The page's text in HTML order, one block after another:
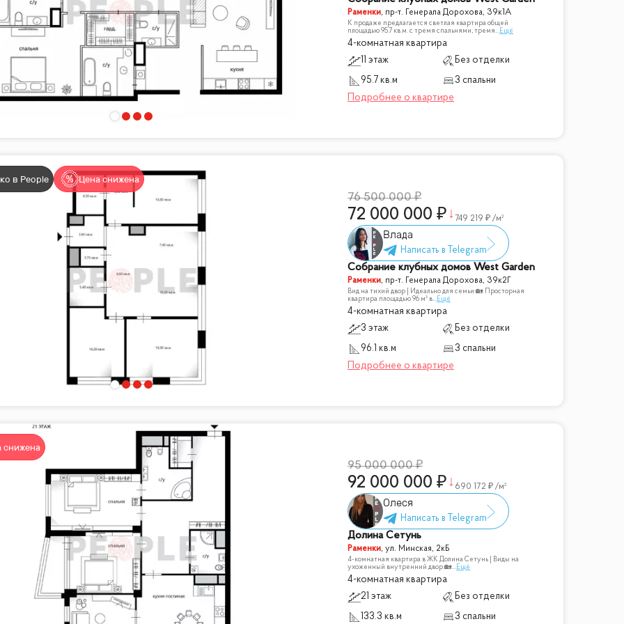
Раменки, пр-т. Генерала Дорохова, 39к1А
К продаже предлагается светлая квартира общей
площадью 95.7 кв.м. с тремя спальнями, тремя...Ещё
4-комнатная квартира
11 этаж
Без отделки
95.7 кв.м
3 спальни
в People Цена снижена
76 500 000
72 000 000 749 219 /м²
Влада
Собрание клубных домов West Garden
Раменки, пр-т. Генерала Дорохова, 39к2Г
Вид на тихий двор | Идеально для семьи 🏡 Просторная
квартира площадью 96 м² в...Ещё
4-комнатная квартира
3 этаж
Без отделки
96.1 кв.м
3 спальни
снижена
95 000 000
92 000 000 690 172 /м²
Олеся
Долина Сетунь
Раменки, ул. Минская, 2кБ
4-комнатная квартира в ЖК Долина Сетунь | Виды на
ухоженный внутренний двор 🏡...Ещё
4-комнатная квартира
21 этаж
Без отделки
133.3 кв.м
3 спальни